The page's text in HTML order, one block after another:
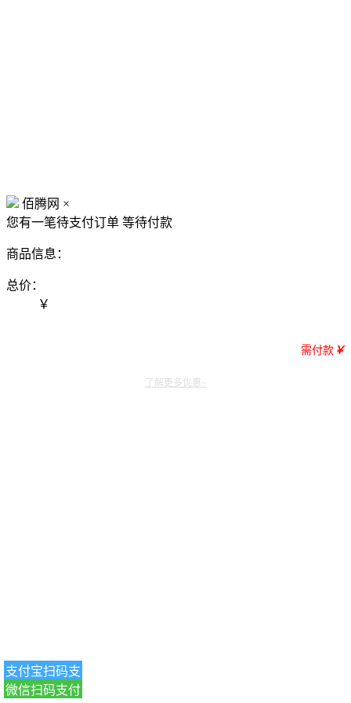
佰腾网 ×
您有一笔待支付订单 等待付款
商品信息：
总价：
￥
需付款 ￥
支付宝扫码支
付
微信扫码支付
了解更多优惠~